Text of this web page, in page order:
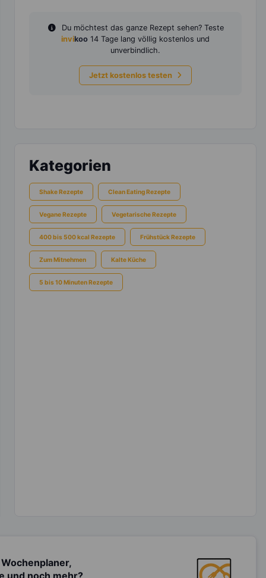
Du möchtest das ganze Rezept sehen? Teste
invikoo 14 Tage lang völlig kostenlos und
unverbindlich.
Jetzt kostenlos testen
Kategorien
Shake Rezepte Clean Eating Rezepte
Vegane Rezepte Vegetarische Rezepte
400 bis 500 kcal Rezepte Frühstück Rezepte
Zum Mitnehmen Kalte Küche
5 bis 10 Minuten Rezepte